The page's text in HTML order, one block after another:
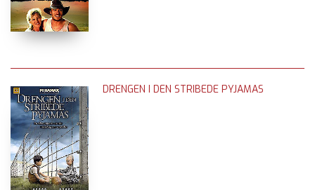
DRENGEN I DEN STRIBEDE PYJAMAS